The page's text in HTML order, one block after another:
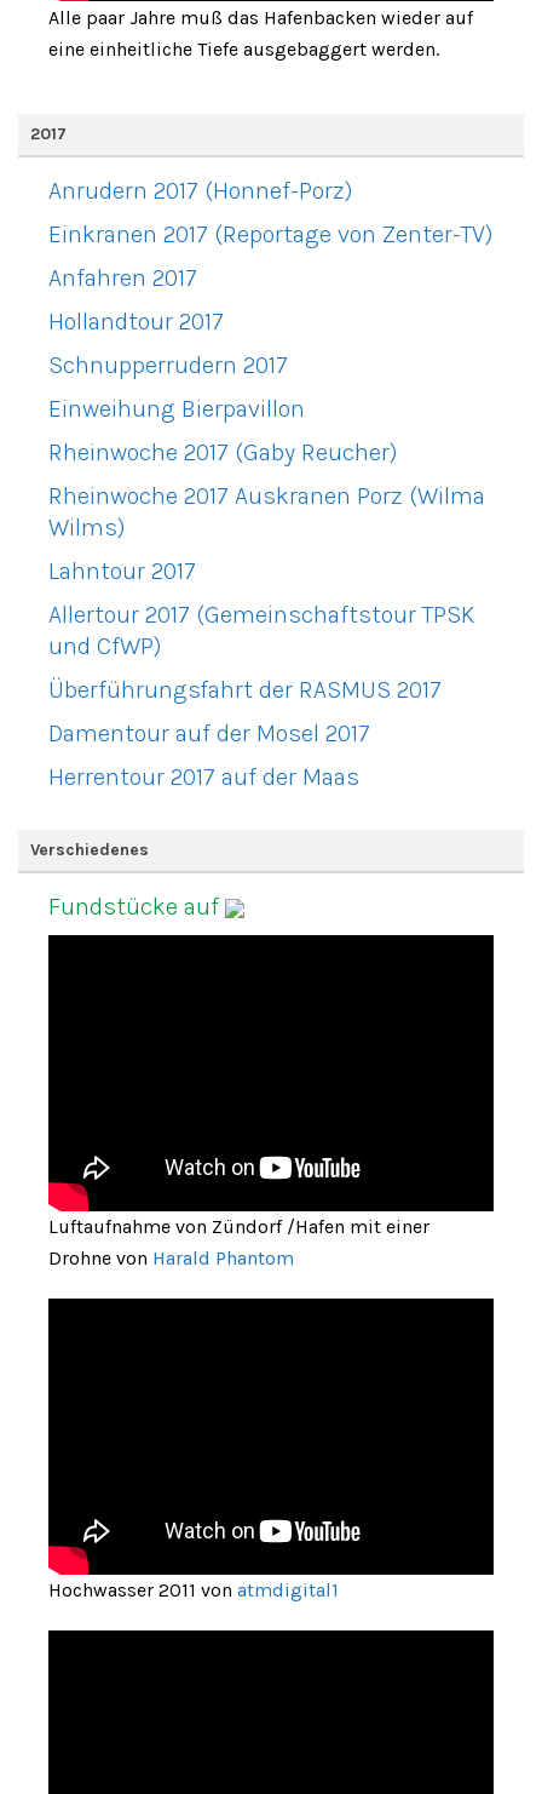
Alle paar Jahre muß das Hafenbacken wieder auf
eine einheitliche Tiefe ausgebaggert werden.
2017
Anrudern 2017 (Honnef-Porz)
Einkranen 2017 (Reportage von Zenter-TV)
Anfahren 2017
Hollandtour 2017
Schnupperrudern 2017
Einweihung Bierpavillon
Rheinwoche 2017 (Gaby Reucher)
Rheinwoche 2017 Auskranen Porz (Wilma
Wilms)
Lahntour 2017
Allertour 2017 (Gemeinschaftstour TPSK
und CfWP)
Überführungsfahrt der RASMUS 2017
Damentour auf der Mosel 2017
Herrentour 2017 auf der Maas
Verschiedenes
Fundstücke auf
Luftaufnahme von Zündorf /Hafen mit einer
Drohne von Harald Phantom
Hochwasser 2011 von atmdigital1